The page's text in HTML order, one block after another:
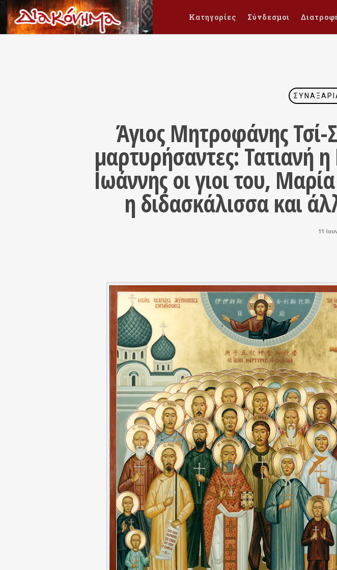
Κατηγορίες Σύνδεσμοι
Άγιος Μητροφάνης Τσί-
μαρτυρήσαντες: Τατιανή
Ιωάννης οι γιοι του,
η διδασκάλισσα και
11